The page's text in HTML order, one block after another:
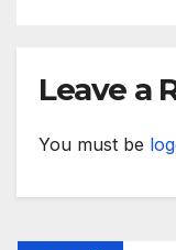
Leave a
You must be